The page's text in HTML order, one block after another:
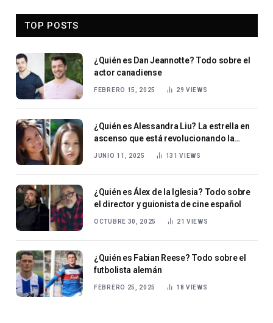
TOP POSTS
¿Quién es Dan Jeannotte? Todo sobre el
actor canadiense
FEBRERO 15, 2025 29VIEWS
¿Quién es Alessandra Liu? La estrella en
ascenso que está revolucionando la
moda y el cine
JUNIO 11, 2025 131VIEWS
¿Quién es Álex de la Iglesia? Todo sobre
el director y guionista de cine español
OCTUBRE 30, 2025 21VIEWS
¿Quién es Fabian Reese? Todo sobre el
futbolista alemán
FEBRERO 25, 2025 18VIEWS